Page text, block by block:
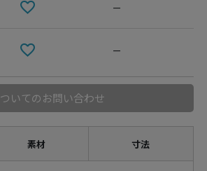
—
—
いてのお問い合わせ
素材 寸法